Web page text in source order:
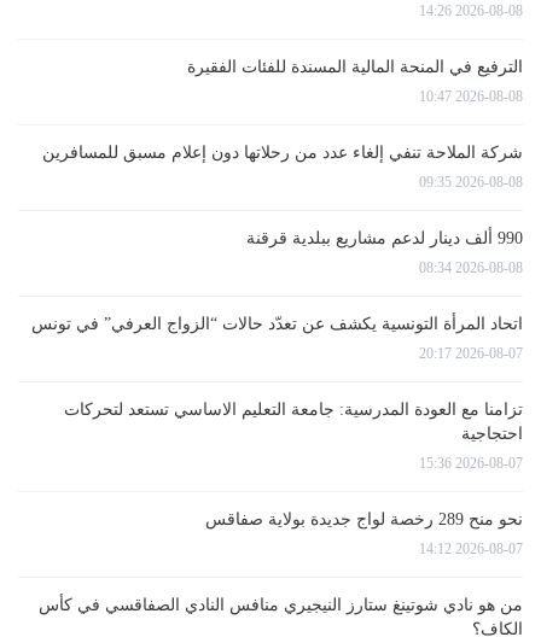
2026-08-08 14:26
الترفيع في المنحة المالية المسندة للفئات الفقيرة
2026-08-08 10:47
شركة الملاحة تنفي إلغاء عدد من رحلاتها دون إعلام مسبق للمسافرين
2026-08-08 09:35
990 ألف دينار لدعم مشاريع ببلدية قرقنة
2026-08-08 08:34
اتحاد المرأة التونسية يكشف عن تعدّد حالات “الزواج العرفي” في تونس
2026-08-07 20:17
تزامنا مع العودة المدرسية: جامعة التعليم الاساسي تستعد لتحركات
احتجاجية
2026-08-07 15:36
نحو منح 289 رخصة لواج جديدة بولاية صفاقس
2026-08-07 14:12
من هو نادي شوتينغ ستارز النيجيري منافس النادي الصفاقسي في كأس
الكاف؟